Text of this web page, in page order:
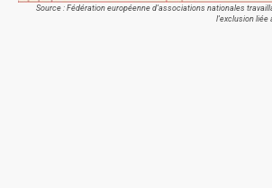
Source : Fédération européenne d’associations nationales
l’exclusion liée